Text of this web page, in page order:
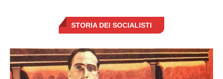
STORIA DEI SOCIALISTI